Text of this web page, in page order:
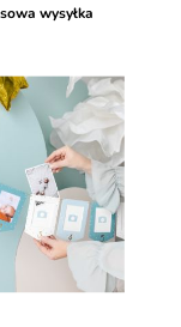
wysyłka